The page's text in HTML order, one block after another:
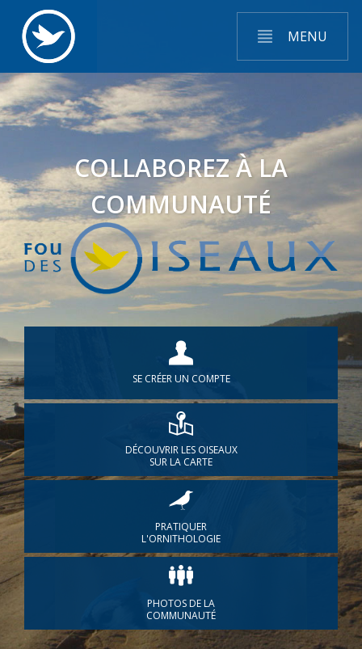
MENU
COLLABOREZ À LA
COMMUNAUTÉ
SE CRÉER UN COMPTE
DÉCOUVRIR LES OISEAUX
SUR LA CARTE
PRATIQUER
L'ORNITHOLOGIE
PHOTOS DE LA
COMMUNAUTÉ